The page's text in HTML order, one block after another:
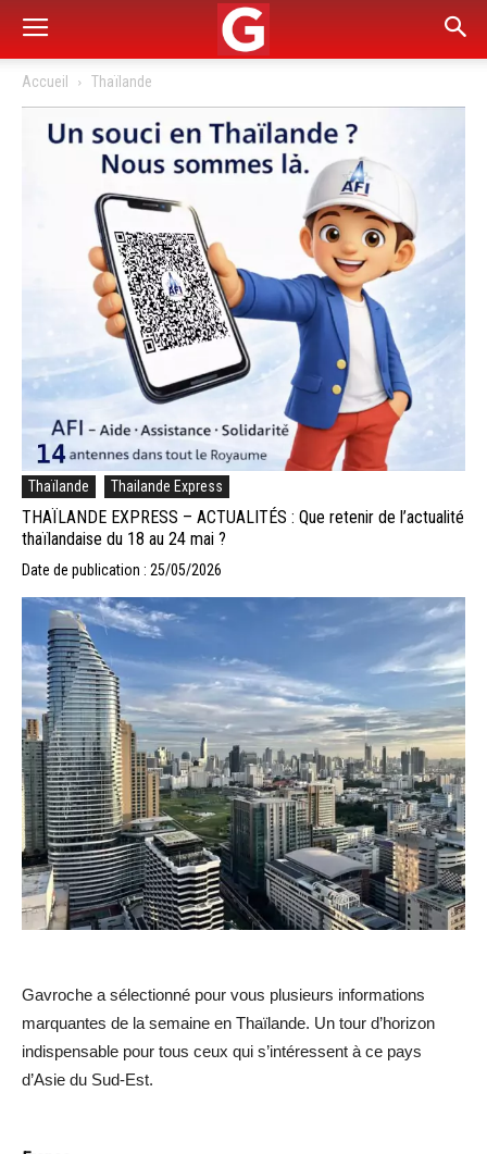
Accueil Thaïlande
Thaïlande Thailande Express
THAÏLANDE EXPRESS – ACTUALITÉS : Que retenir de l’actualité
thaïlandaise du 18 au 24 mai ?
Date de publication : 25/05/2026
Gavroche a sélectionné pour vous plusieurs informations
marquantes de la semaine en Thaïlande. Un tour d’horizon
indispensable pour tous ceux qui s’intéressent à ce pays
d’Asie du Sud-Est.